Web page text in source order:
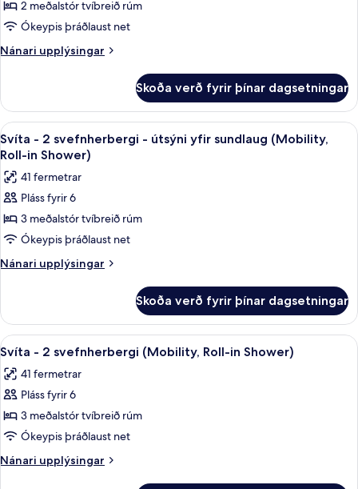
herbergi
(Hearing)
2 meðalstór tvíbreið rúm
Ókeypis þráðlaust net
Nánari upplýsingar
Nánari
herbergi
(Hearing)
Skoða verð fyrir þínar dagsetningar
Skoða
allar
myndir
fyrir
Svíta
-
2
svefnherbergi
yfir
sundlaug
(Mobility,
Roll-
in
Shower)
Öryggishólf í herbergi, skrifborð,
8
Svíta - 2 svefnherbergi - útsýni yfir sundlaug (Mobility,
Roll-in Shower)
41 fermetrar
Pláss fyrir 6
3 meðalstór tvíbreið rúm
Ókeypis þráðlaust net
Nánari upplýsingar
Nánari
-
svefnherbergi
útsýni
yfir
(Mobility,
Roll-
Shower)
Skoða verð fyrir þínar dagsetningar
Skoða
allar
myndir
fyrir
Svíta
-
2
svefnherbergi
Öryggishólf í herbergi, skrifborð,
7
Svíta - 2 svefnherbergi (Mobility, Roll-in Shower)
41 fermetrar
Pláss fyrir 6
3 meðalstór tvíbreið rúm
Ókeypis þráðlaust net
Nánari upplýsingar
Nánari